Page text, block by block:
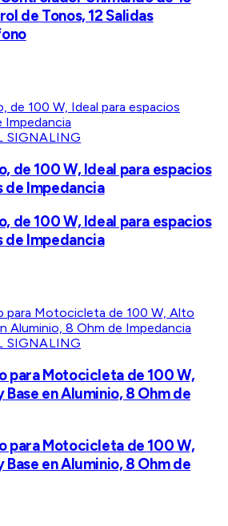
de Tonos, 12 Salidas
SIGNALING
de 100 W, Ideal para espacios
de Impedancia
de 100 W, Ideal para espacios
de Impedancia
SIGNALING
para Motocicleta de 100 W,
en Aluminio, 8 Ohm de
para Motocicleta de 100 W,
en Aluminio, 8 Ohm de